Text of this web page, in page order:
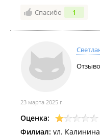
Спасибо 1
23 марта 2025 г.
Оценка:
Филиал: ул.